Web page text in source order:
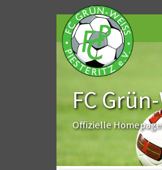
FC
Offizielle Homepage